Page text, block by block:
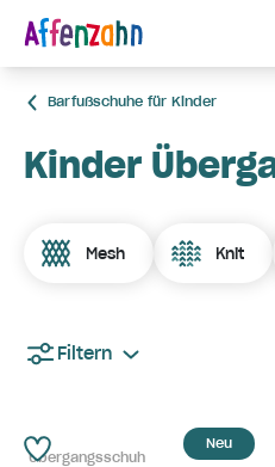
Barfußschuhe für Kinder
Kinder
Mesh Knit
Filtern
Neu
Übergangsschuh